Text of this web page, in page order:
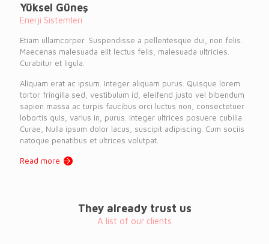
Yüksel Güneş
Enerji Sistemleri
Etiam ullamcorper. Suspendisse a pellentesque dui, non felis.
Maecenas malesuada elit lectus felis, malesuada ultricies.
Curabitur et ligula.
Aliquam erat ac ipsum. Integer aliquam purus. Quisque lorem
tortor fringilla sed, vestibulum id, eleifend justo vel bibendum
sapien massa ac turpis faucibus orci luctus non, consectetuer
lobortis quis, varius in, purus. Integer ultrices posuere cubilia
Curae, Nulla ipsum dolor lacus, suscipit adipiscing. Cum sociis
natoque penatibus et ultrices volutpat.
Read more
They already trust us
A list of our clients